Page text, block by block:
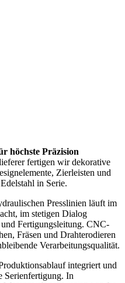
höchste Präzision
fertigen wir dekorative
Zierleisten und
in Serie.
Presslinien läuft im
im stetigen Dialog
Fertigungsleitung. CNC-
Fräsen und Drahterodieren
Verarbeitungsqualität.
integriert und
Serienfertigung. In